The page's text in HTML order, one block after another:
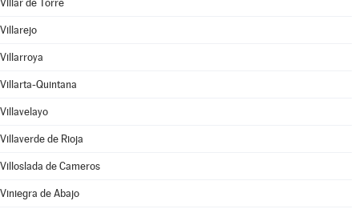
Villar de Torre
Villarejo
Villarroya
Villarta-Quintana
Villavelayo
Villaverde de Rioja
Villoslada de Cameros
Viniegra de Abajo